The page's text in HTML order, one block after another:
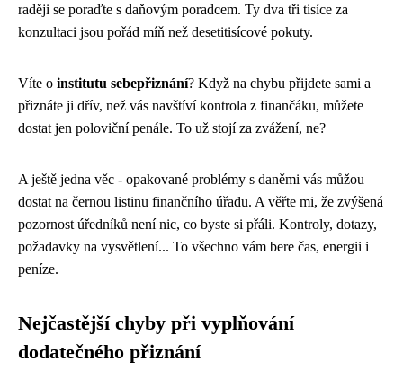
raději se poraďte s daňovým poradcem. Ty dva tři tisíce za
konzultaci jsou pořád míň než desetitisícové pokuty.
Víte o institutu sebepřiznání? Když na chybu přijdete sami a
přiznáte ji dřív, než vás navštíví kontrola z finančáku, můžete
dostat jen poloviční penále. To už stojí za zvážení, ne?
A ještě jedna věc - opakované problémy s daněmi vás můžou
dostat na černou listinu finančního úřadu. A věřte mi, že zvýšená
pozornost úředníků není nic, co byste si přáli. Kontroly, dotazy,
požadavky na vysvětlení... To všechno vám bere čas, energii i
peníze.
Nejčastější chyby při vyplňování
dodatečného přiznání